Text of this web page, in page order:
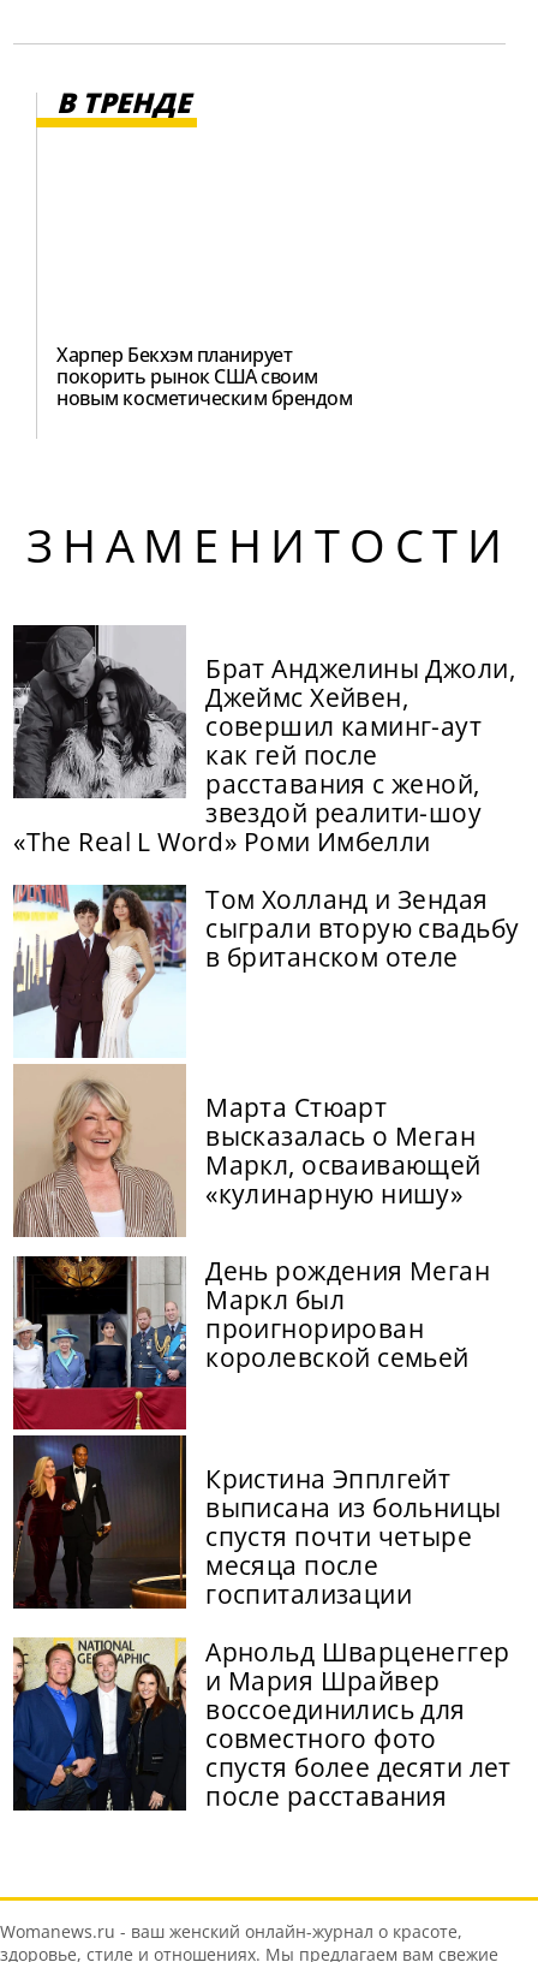
В ТРЕНДЕ
Харпер Бекхэм планирует
покорить рынок США своим
новым косметическим брендом
ЗНАМЕНИТОСТИ
Брат Анджелины Джоли,
Джеймс Хейвен,
совершил каминг-аут
как гей после
расставания с женой,
звездой реалити-шоу
«The Real L Word» Роми Имбелли
Том Холланд и Зендая
сыграли вторую свадьбу
в британском отеле
Марта Стюарт
высказалась о Меган
Маркл, осваивающей
«кулинарную нишу»
День рождения Меган
Маркл был
проигнорирован
королевской семьей
Кристина Эпплгейт
выписана из больницы
спустя почти четыре
месяца после
госпитализации
Арнольд Шварценеггер
и Мария Шрайвер
воссоединились для
совместного фото
спустя более десяти лет
после расставания
Womanews.ru - ваш женский онлайн-журнал о красоте,
здоровье, стиле и отношениях. Мы предлагаем вам свежие